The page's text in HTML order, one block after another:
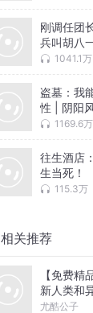
刚调任团
兵叫胡八
VIP免费
1041.1万
盗墓：我
性 | 阴阳
1169.6万
往生酒店
生当死！
115.3万
相关推荐
【免费精
新人类和
爽文
尤酷公子